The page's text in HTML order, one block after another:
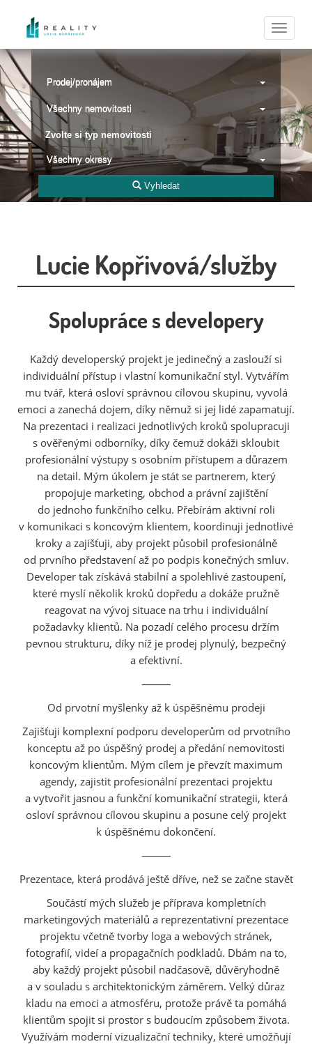
Prodej/pronájem
Všechny nemovitosti
Zvolte si typ nemovitosti
Všechny okresy
Vyhledat
Lucie Kopřivová/služby
Spolupráce s developery
Každý developerský projekt je jedinečný a zaslouží si
individuální přístup i vlastní komunikační styl. Vytvářím
mu tvář, která osloví správnou cílovou skupinu, vyvolá
emoci a zanechá dojem, díky němuž si jej lidé zapamatují.
Na prezentaci i realizaci jednotlivých kroků spolupracuji
s ověřenými odborníky, díky čemuž dokáži skloubit
profesionální výstupy s osobním přístupem a důrazem
na detail. Mým úkolem je stát se partnerem, který
propojuje marketing, obchod a právní zajištění
do jednoho funkčního celku. Přebírám aktivní roli
v komunikaci s koncovým klientem, koordinuji jednotlivé
kroky a zajišťuji, aby projekt působil profesionálně
od prvního představení až po podpis konečných smluv.
Developer tak získává stabilní a spolehlivé zastoupení,
které myslí několik kroků dopředu a dokáže pružně
reagovat na vývoj situace na trhu i individuální
požadavky klientů. Na pozadí celého procesu držím
pevnou strukturu, díky níž je prodej plynulý, bezpečný
a efektivní.
⸻
Od prvotní myšlenky až k úspěšnému prodeji
Zajišťuji komplexní podporu developerům od prvotního
konceptu až po úspěšný prodej a předání nemovitosti
koncovým klientům. Mým cílem je převzít maximum
agendy, zajistit profesionální prezentaci projektu
a vytvořit jasnou a funkční komunikační strategii, která
osloví správnou cílovou skupinu a posune celý projekt
k úspěšnému dokončení.
⸻
Prezentace, která prodává ještě dříve, než se začne stavět
Součástí mých služeb je příprava kompletních
marketingových materiálů a reprezentativní prezentace
projektu včetně tvorby loga a webových stránek,
fotografií, videí a propagačních podkladů. Dbám na to,
aby každý projekt působil nadčasově, důvěryhodně
a v souladu s architektonickým záměrem. Velký důraz
kladu na emoci a atmosféru, protože právě ta pomáhá
klientům spojit si prostor s budoucím způsobem života.
Využívám moderní vizualizační techniky, které umožňují